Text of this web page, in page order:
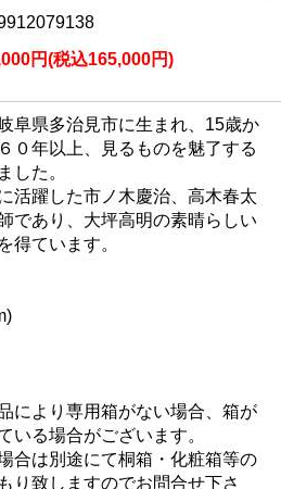
円(税込165,000円)
阜県多治見市に生まれ、15歳か
０年以上、見るものを魅了する
した。
活躍した市ノ木慶治、高木春太
であり、大坪高明の素晴らしい
得ています。
により専用箱がない場合、箱が
いる場合がございます。
合は別途にて桐箱・化粧箱等の
り致しますのでお問合せ下さ